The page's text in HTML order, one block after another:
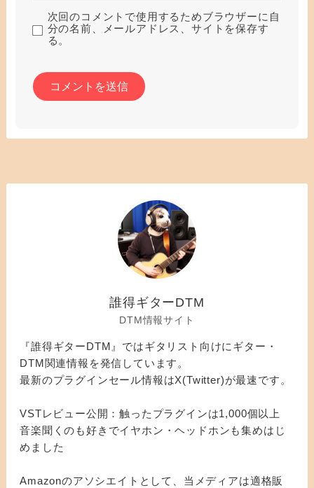
次回のコメントで使用するためブラウザーに自
分の名前、メールアドレス、サイトを保存す
る。
誰得ギターDTM
DTM情報サイト
『誰得ギターDTM』ではギタリスト向けにギター・
DTM関連情報を発信しています。
最新のプラグインセール情報はX(Twitter)が最速です。
VSTレビュー公開：触ったプラグインは1,000個以上
音楽聞くのも好きでイヤホン・ヘッドホンも集めはじ
めました
Amazonのアソシエイトとして、当メディアは適格販